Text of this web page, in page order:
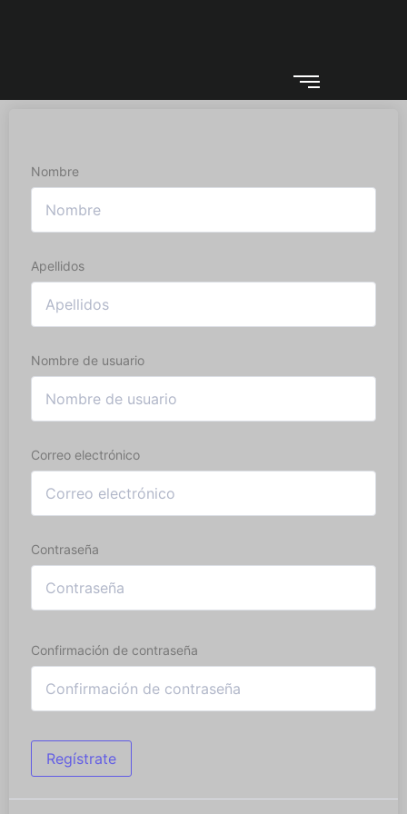
Nombre
Apellidos
Nombre de usuario
Correo electrónico
Contraseña
Confirmación de contraseña
Regístrate